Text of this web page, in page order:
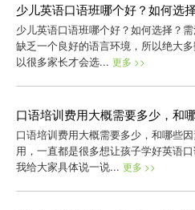
少儿英语口语班哪个好？如何选
少儿英语口语班哪个好？如何选择？
缺乏一个良好的语言环境，所以绝大
以很多家长才会选... 更多 >>
口语培训费用大概需要多少，和
口语培训费用大概需要多少，和哪些
用，一直都是很多想让孩子学好英语
我给大家具体说一说... 更多 >>